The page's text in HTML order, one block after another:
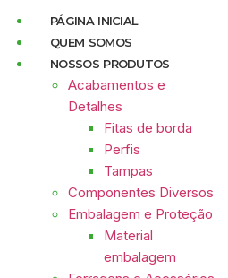
PÁGINA INICIAL
QUEM SOMOS
NOSSOS PRODUTOS
Acabamentos e
Detalhes
Fitas de borda
Perfis
Tampas
Componentes Diversos
Embalagem e Proteção
Material
embalagem